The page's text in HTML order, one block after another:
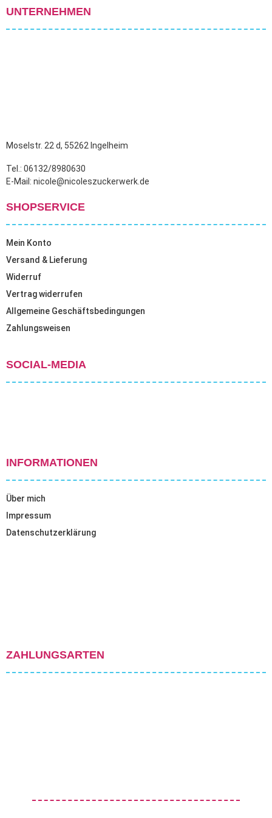
UNTERNEHMEN
Moselstr. 22 d, 55262 Ingelheim
Tel.: 06132/8980630
E-Mail: nicole@nicoleszuckerwerk.de
SHOPSERVICE
Mein Konto
Versand & Lieferung
Widerruf
Vertrag widerrufen
Allgemeine Geschäftsbedingungen
Zahlungsweisen
SOCIAL-MEDIA
INFORMATIONEN
Über mich
Impressum
Datenschutzerklärung
ZAHLUNGSARTEN